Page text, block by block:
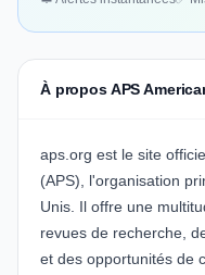
À propos APS
aps.org est le site
(APS), l'organisation
Unis. Il offre une
revues de recherche,
et des opportunités de